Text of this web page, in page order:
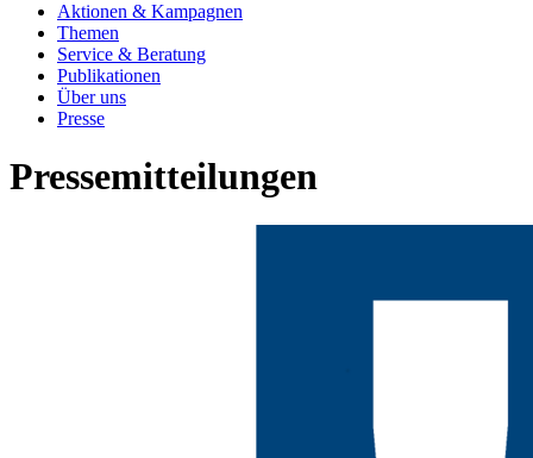
Aktionen & Kampagnen
Themen
Service & Beratung
Publikationen
Über uns
Presse
Pressemitteilungen